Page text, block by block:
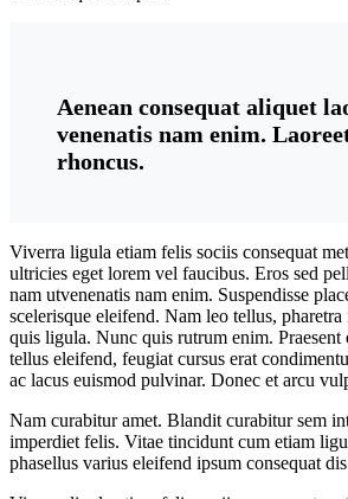
Aenean consequat aliquet
venenatis nam enim.
rhoncus.
Viverra ligula etiam felis sociis consequat
ultricies eget lorem vel faucibus. Eros sed
nam utvenenatis nam enim. Suspendisse
scelerisque eleifend. Nam leo tellus,
quis ligula. Nunc quis rutrum enim. Praesent
tellus eleifend, feugiat cursus erat
ac lacus euismod pulvinar. Donec et arcu
Nam curabitur amet. Blandit curabitur sem
imperdiet felis. Vitae tincidunt cum etiam
phasellus varius eleifend ipsum consequat